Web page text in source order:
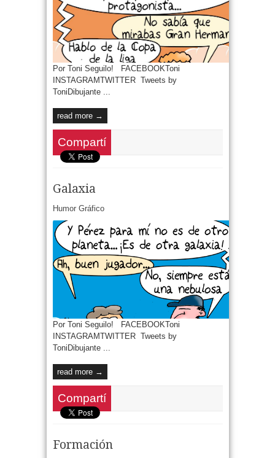
Por Toni Seguilo! FACEBOOKToni
INSTAGRAMTWITTER Tweets by
ToniDibujante ...
read more →
Compartí
Galaxia
Humor Gráfico
Por Toni Seguilo! FACEBOOKToni
INSTAGRAMTWITTER Tweets by
ToniDibujante ...
read more →
Compartí
Formación